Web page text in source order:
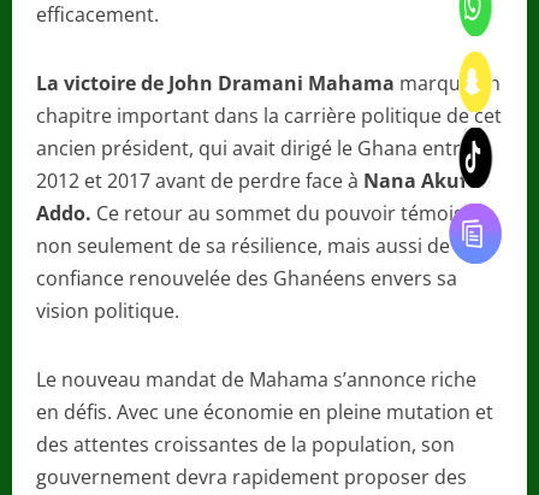
efficacement.
La victoire de John Dramani Mahama marque un
chapitre important dans la carrière politique de cet
ancien président, qui avait dirigé le Ghana entre
2012 et 2017 avant de perdre face à Nana Akufo-
Addo. Ce retour au sommet du pouvoir témoigne
non seulement de sa résilience, mais aussi de la
confiance renouvelée des Ghanéens envers sa
vision politique.
Le nouveau mandat de Mahama s’annonce riche
en défis. Avec une économie en pleine mutation et
des attentes croissantes de la population, son
gouvernement devra rapidement proposer des